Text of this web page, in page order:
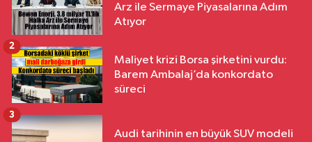
Arz ile Sermaye Piyasalarına Adım
Atıyor
Maliyet krizi Borsa şirketini vurdu:
Barem Ambalaj’da konkordato
süreci
2
Audi tarihinin en büyük SUV modeli
3